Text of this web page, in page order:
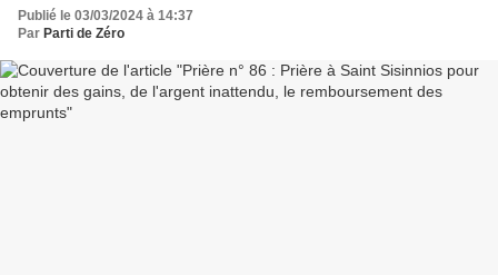
Publié le 03/03/2024 à 14:37
Par Parti de Zéro